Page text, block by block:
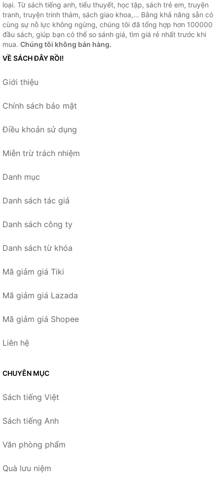
loại. Từ sách tiếng anh, tiểu thuyết, học tập, sách trẻ em, truyện
tranh, truyện trinh thám, sách giao khoa,... Bằng khả năng sẵn có
cùng sự nỗ lực không ngừng, chúng tôi đã tổng hợp hơn 100000
đầu sách, giúp bạn có thể so sánh giá, tìm giá rẻ nhất trước khi
mua. Chúng tôi không bán hàng.
VỀ SÁCH ĐÂY RỒI!
Giới thiệu
Chính sách bảo mật
Điều khoản sử dụng
Miễn trừ trách nhiệm
Danh mục
Danh sách tác giả
Danh sách công ty
Danh sách từ khóa
Mã giảm giá Tiki
Mã giảm giá Lazada
Mã giảm giá Shopee
Liên hệ
CHUYÊN MỤC
Sách tiếng Việt
Sách tiếng Anh
Văn phòng phẩm
Quà lưu niệm